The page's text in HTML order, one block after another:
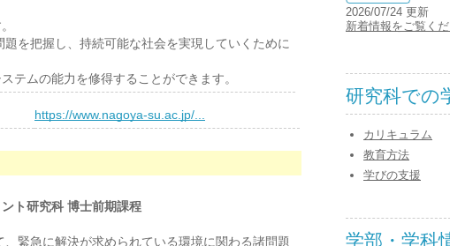
を把握し、持続可能な社会を実現していくために
ムの能力を修得することができます。
https://www.nagoya-su.ac.jp/...
ト研究科 博士前期課程
緊急に解決が求められている環境に関わる諸問題
2026/07/24 更新
新着情報をご覧くだ
研究科での
カリキュラム
教育方法
学びの支援
学部・学科